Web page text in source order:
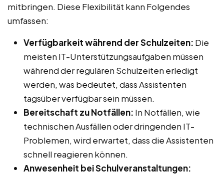
mitbringen. Diese Flexibilität kann Folgendes
umfassen:
Verfügbarkeit während der Schulzeiten: Die
meisten IT-Unterstützungsaufgaben müssen
während der regulären Schulzeiten erledigt
werden, was bedeutet, dass Assistenten
tagsüber verfügbar sein müssen.
Bereitschaft zu Notfällen: In Notfällen, wie
technischen Ausfällen oder dringenden IT-
Problemen, wird erwartet, dass die Assistenten
schnell reagieren können.
Anwesenheit bei Schulveranstaltungen: